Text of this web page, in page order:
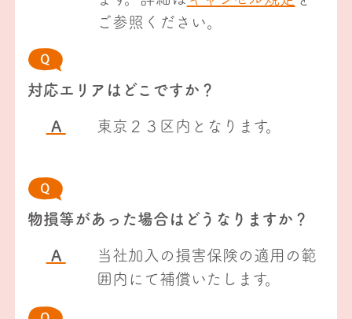
ご参照ください。
対応エリアはどこですか？
A 東京２３区内となります。
物損等があった場合はどうなりますか？
A
当社加入の損害保険の適用の範
囲内にて補償いたします。